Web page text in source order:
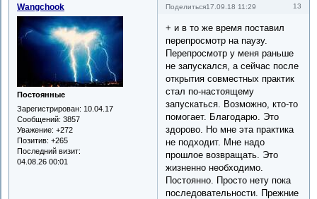
Поделиться 13
17.09.18 11:29
Wangchook
Постоянные
Зарегистрирован: 10.04.17
Сообщений: 3857
Уважение: +272
Позитив: +265
Последний визит:
04.08.26 00:01
+ и в то же время поставил
перепросмотр на паузу.
Перепросмотр у меня раньше
не запускался, а сейчас после
открытия совместных практик
стал по-настоящему
запускаться. Возможно, кто-то
помогает. Благодарю. Это
здорово. Но мне эта практика
не подходит. Мне надо
прошлое возвращать. Это
жизненно необходимо.
Постоянно. Просто нету пока
последовательности. Прежние